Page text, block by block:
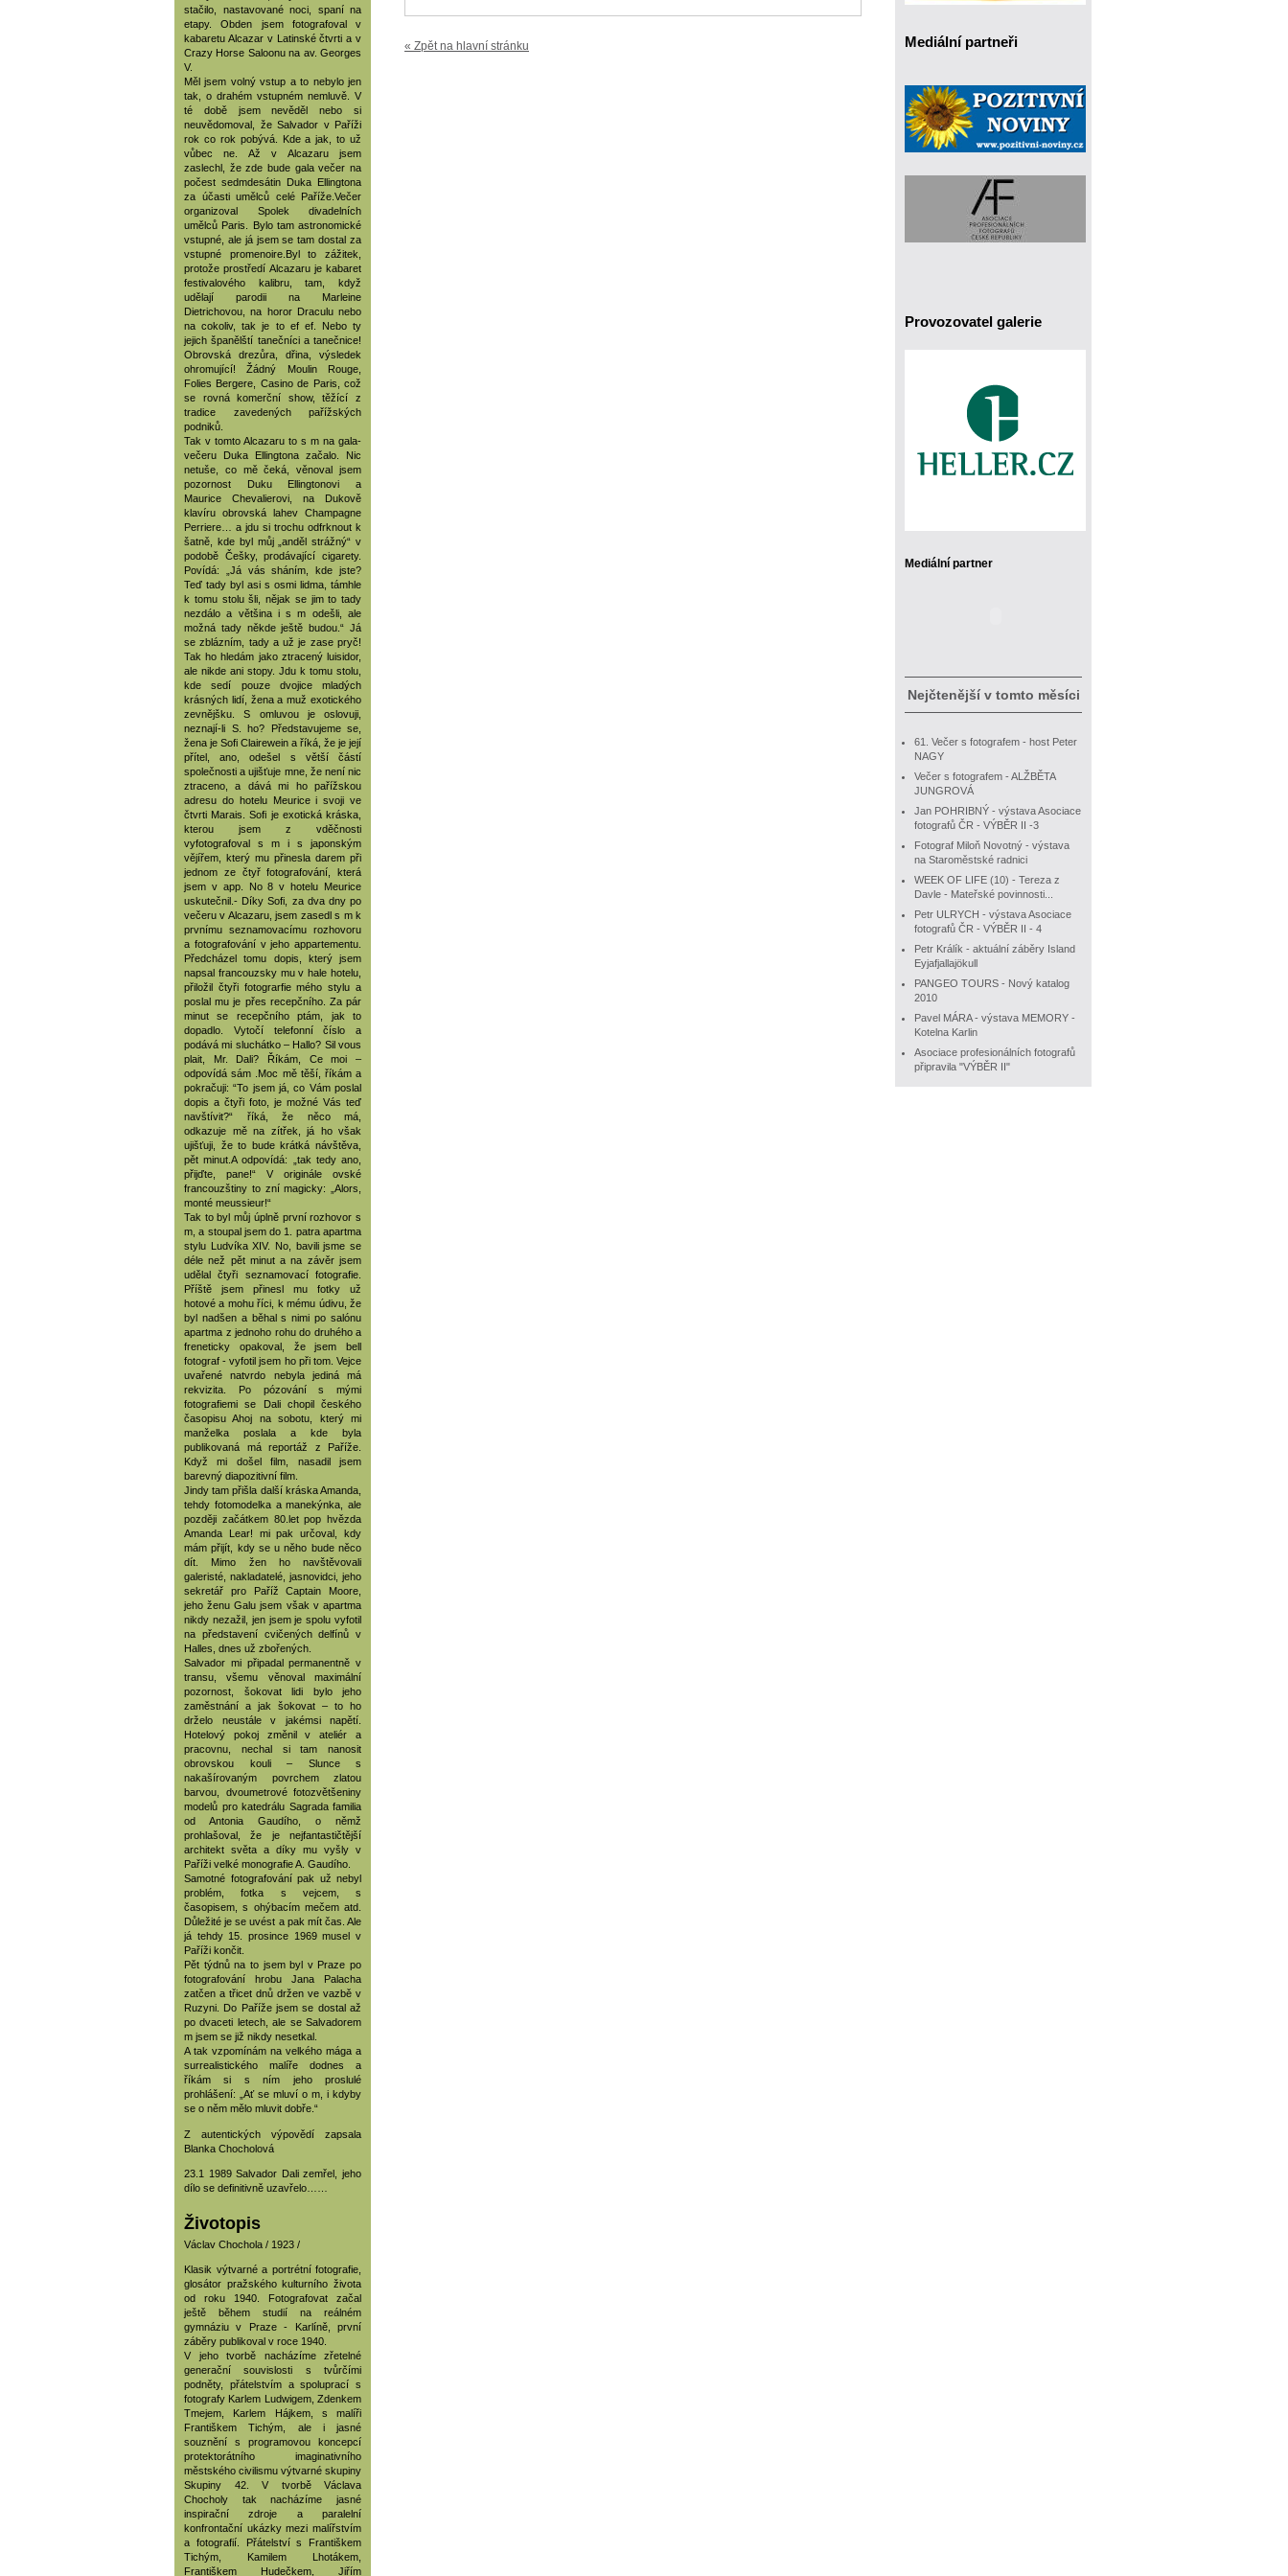
stačilo, nastavované noci, spaní na
etapy. Obden jsem fotografoval v
kabaretu Alcazar v Latinské čtvrti a v
Crazy Horse Saloonu na av. Georges
V.
Měl jsem volný vstup a to nebylo jen
tak, o drahém vstupném nemluvě. V
té době jsem nevěděl nebo si
neuvědomoval, že Salvador v Paříži
rok co rok pobývá. Kde a jak, to už
vůbec ne. Až v Alcazaru jsem
zaslechl, že zde bude gala večer na
počest sedmdesátin Duka Ellingtona
za účasti umělců celé Paříže.Večer
organizoval Spolek divadelních
umělců Paris. Bylo tam astronomické
vstupné, ale já jsem se tam dostal za
vstupné promenoire.Byl to zážitek,
protože prostředí Alcazaru je kabaret
festivalového kalibru, tam, když
udělají parodii na Marleine
Dietrichovou, na horor Draculu nebo
na cokoliv, tak je to ef ef. Nebo ty
jejich španělští tanečníci a tanečnice!
Obrovská drezůra, dřina, výsledek
ohromující! Žádný Moulin Rouge,
Folies Bergere, Casino de Paris, což
se rovná komerční show, těžící z
tradice zavedených pařížských
podniků.
Tak v tomto Alcazaru to s m na gala-
večeru Duka Ellingtona začalo. Nic
netuše, co mě čeká, věnoval jsem
pozornost Duku Ellingtonovi a
Maurice Chevalierovi, na Dukově
klavíru obrovská lahev Champagne
Perriere… a jdu si trochu odfrknout k
šatně, kde byl můj „anděl strážný“ v
podobě Češky, prodávající cigarety.
Povídá: „Já vás sháním, kde jste?
Teď tady byl asi s osmi lidma, támhle
k tomu stolu šli, nějak se jim to tady
nezdálo a většina i s m odešli, ale
možná tady někde ještě budou.“ Já
se zblázním, tady a už je zase pryč!
Tak ho hledám jako ztracený luisidor,
ale nikde ani stopy. Jdu k tomu stolu,
kde sedí pouze dvojice mladých
krásných lidí, žena a muž exotického
zevnějšku. S omluvou je oslovuji,
neznají-li S. ho? Představujeme se,
žena je Sofi Clairewein a říká, že je její
přítel, ano, odešel s větší částí
společnosti a ujišťuje mne, že není nic
ztraceno, a dává mi ho pařížskou
adresu do hotelu Meurice i svoji ve
čtvrti Marais. Sofi je exotická kráska,
kterou jsem z vděčnosti
vyfotografoval s m i s japonským
vějířem, který mu přinesla darem při
jednom ze čtyř fotografování, která
jsem v app. No 8 v hotelu Meurice
uskutečnil.- Díky Sofi, za dva dny po
večeru v Alcazaru, jsem zasedl s m k
prvnímu seznamovacímu rozhovoru
a fotografování v jeho appartementu.
Předcházel tomu dopis, který jsem
napsal francouzsky mu v hale hotelu,
přiložil čtyři fotograrfie mého stylu a
poslal mu je přes recepčního. Za pár
minut se recepčního ptám, jak to
dopadlo. Vytočí telefonní číslo a
podává mi sluchátko – Hallo? Sil vous
plait, Mr. Dali? Říkám, Ce moi –
odpovídá sám .Moc mě těší, říkám a
pokračuji: “To jsem já, co Vám poslal
dopis a čtyři foto, je možné Vás teď
navštívit?“ říká, že něco má,
odkazuje mě na zítřek, já ho však
ujišťuji, že to bude krátká návštěva,
pět minut.A odpovídá: „tak tedy ano,
přijďte, pane!“ V originále ovské
francouzštiny to zní magicky: „Alors,
monté meussieur!“
Tak to byl můj úplně první rozhovor s
m, a stoupal jsem do 1. patra apartma
stylu Ludvíka XIV. No, bavili jsme se
déle než pět minut a na závěr jsem
udělal čtyři seznamovací fotografie.
Příště jsem přinesl mu fotky už
hotové a mohu říci, k mému údivu, že
byl nadšen a běhal s nimi po salónu
apartma z jednoho rohu do druhého a
freneticky opakoval, že jsem bell
fotograf - vyfotil jsem ho při tom. Vejce
uvařené natvrdo nebyla jediná má
rekvizita. Po pózování s mými
fotografiemi se Dali chopil českého
časopisu Ahoj na sobotu, který mi
manželka poslala a kde byla
publikovaná má reportáž z Paříže.
Když mi došel film, nasadil jsem
barevný diapozitivní film.
Jindy tam přišla další kráska Amanda,
tehdy fotomodelka a manekýnka, ale
později začátkem 80.let pop hvězda
Amanda Lear! mi pak určoval, kdy
mám přijít, kdy se u něho bude něco
dít. Mimo žen ho navštěvovali
galeristé, nakladatelé, jasnovidci, jeho
sekretář pro Paříž Captain Moore,
jeho ženu Galu jsem však v apartma
nikdy nezažil, jen jsem je spolu vyfotil
na představení cvičených delfínů v
Halles, dnes už zbořených.
Salvador mi připadal permanentně v
transu, všemu věnoval maximální
pozornost, šokovat lidi bylo jeho
zaměstnání a jak šokovat – to ho
drželo neustále v jakémsi napětí.
Hotelový pokoj změnil v ateliér a
pracovnu, nechal si tam nanosit
obrovskou kouli – Slunce s
nakašírovaným povrchem zlatou
barvou, dvoumetrové fotozvětšeniny
modelů pro katedrálu Sagrada familia
od Antonia Gaudího, o němž
prohlašoval, že je nejfantastičtější
architekt světa a díky mu vyšly v
Paříži velké monografie A. Gaudího.
Samotné fotografování pak už nebyl
problém, fotka s vejcem, s
časopisem, s ohýbacím mečem atd.
Důležité je se uvést a pak mít čas. Ale
já tehdy 15. prosince 1969 musel v
Paříži končit.
Pět týdnů na to jsem byl v Praze po
fotografování hrobu Jana Palacha
zatčen a třicet dnů držen ve vazbě v
Ruzyni. Do Paříže jsem se dostal až
po dvaceti letech, ale se Salvadorem
m jsem se již nikdy nesetkal.
A tak vzpomínám na velkého mága a
surrealistického malíře dodnes a
říkám si s ním jeho proslulé
prohlášení: „Ať se mluví o m, i kdyby
se o něm mělo mluvit dobře.“
Z autentických výpovědí zapsala
Blanka Chocholová
23.1 1989 Salvador Dali zemřel, jeho
dílo se definitivně uzavřelo……
Životopis
Václav Chochola / 1923 /
Klasik výtvarné a portrétní fotografie,
glosátor pražského kulturního života
od roku 1940. Fotografovat začal
ještě během studií na reálném
gymnáziu v Praze - Karlíně, první
záběry publikoval v roce 1940.
V jeho tvorbě nacházíme zřetelné
generační souvislosti s tvůrčími
podněty, přátelstvím a spoluprací s
fotografy Karlem Ludwigem, Zdenkem
Tmejem, Karlem Hájkem, s malíři
Františkem Tichým, ale i jasné
souznění s programovou koncepcí
protektorátního imaginativního
městského civilismu výtvarné skupiny
Skupiny 42. V tvorbě Václava
Chocholy tak nacházíme jasné
inspirační zdroje a paralelní
konfrontační ukázky mezi malířstvím
a fotografií. Přátelství s Františkem
Tichým, Kamilem Lhotákem,
Františkem Hudečkem, Jiřím
« Zpět na hlavní stránku Mediální partneři
Provozovatel galerie
Mediální partner
Nejčtenější v tomto měsíci
61. Večer s fotografem - host Peter
NAGY
Večer s fotografem - ALŽBĚTA
JUNGROVÁ
Jan POHRIBNÝ - výstava Asociace
fotografů ČR - VÝBĚR II -3
Fotograf Miloň Novotný - výstava
na Staroměstské radnici
WEEK OF LIFE (10) - Tereza z
Davle - Mateřské povinnosti...
Petr ULRYCH - výstava Asociace
fotografů ČR - VÝBĚR II - 4
Petr Králík - aktuální záběry Island
Eyjafjallajökull
PANGEO TOURS - Nový katalog
2010
Pavel MÁRA - výstava MEMORY -
Kotelna Karlin
Asociace profesionálních fotografů
připravila "VÝBĚR II"